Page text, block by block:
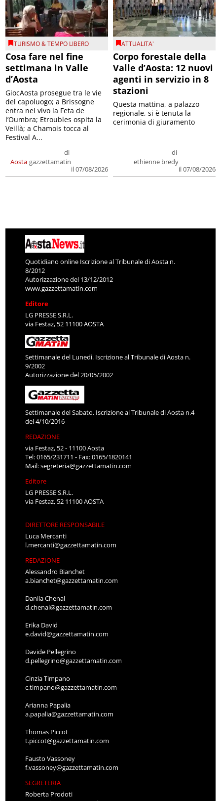
TURISMO & TEMPO LIBERO
Cosa fare nel fine
settimana in Valle
d’Aosta
Aosta
di
gazzettamatin
il 07/08/2026
GiocAosta prosegue tra le vie
del capoluogo; a Brissogne
entra nel vivo la Feta de
l’Oumbra; Etroubles ospita la
Veillà; a Chamois tocca al
Festival A...
ATTUALITA'
Corpo forestale della
Valle d’Aosta: 12 nuovi
agenti in servizio in 8
stazioni
di
ethienne bredy
il 07/08/2026
Questa mattina, a palazzo
regionale, si è tenuta la
cerimonia di giuramento
Quotidiano online Iscrizione al Tribunale di Aosta n.
8/2012
Autorizzazione del 13/12/2012
www.gazzettamatin.com
Editore
LG PRESSE S.R.L.
via Festaz, 52 11100 AOSTA
Settimanale del Lunedì. Iscrizione al Tribunale di Aosta n.
9/2002
Autorizzazione del 20/05/2002
Settimanale del Sabato. Iscrizione al Tribunale di Aosta n.4
del 4/10/2016
REDAZIONE
via Festaz, 52 - 11100 Aosta
Tel: 0165/231711 - Fax: 0165/1820141
Mail:segreteria@gazzettamatin.com
Editore
LG PRESSE S.R.L.
via Festaz, 52 11100 AOSTA
DIRETTORE RESPONSABILE
Luca Mercanti
l.mercanti@gazzettamatin.com
REDAZIONE
Alessandro Bianchet
a.bianchet@gazzettamatin.com
Danila Chenal
d.chenal@gazzettamatin.com
Erika David
e.david@gazzettamatin.com
Davide Pellegrino
d.pellegrino@gazzettamatin.com
Cinzia Timpano
c.timpano@gazzettamatin.com
Arianna Papalia
a.papalia@gazzettamatin.com
Thomas Piccot
t.piccot@gazzettamatin.com
Fausto Vassoney
f.vassoney@gazzettamatin.com
SEGRETERIA
Roberta Prodoti